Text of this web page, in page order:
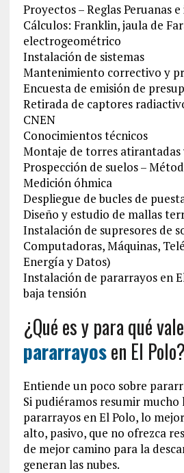
Proyectos – Reglas Peruanas
Cálculos: Franklin, jaula de
electrogeométrico
Instalación de sistemas
Mantenimiento correctivo y
Encuesta de emisión de
Retirada de captores
CNEN
Conocimientos técnicos
Montaje de torres
Prospección de suelos –
Medición óhmica
Despliegue de bucles de
Diseño y estudio de mallas
Instalación de supresores de
Computadoras, Máquinas,
Energía y Datos)
Instalación de pararrayos en
baja tensión
¿Qué es y para qué
pararrayosen El Polo?
Entiende un poco sobre
Si pudiéramos resumir mucho
pararrayos en El Polo, lo
alto, pasivo, que no ofrezca
de mejor camino para la
generan las nubes.